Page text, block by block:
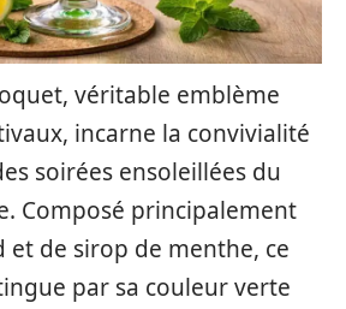
véritable emblème
incarne la convivialité
soirées ensoleillées du
Composé principalement
et de sirop de menthe, ce
par sa couleur verte